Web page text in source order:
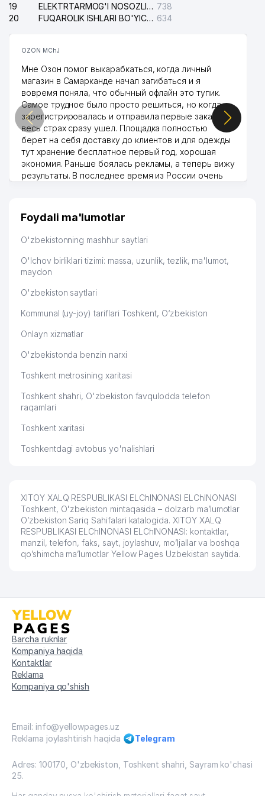
19
ELEKTRTARMOG'I NOSOZLIKLARINI TO'ZATISH SERGELI XIZMATI 738
20
FUQAROLIK ISHLARI BO'YICHA UCH-TEPA TUMANI SUDI 634
OZON MChJ
Мне Озон помог выкарабкаться, когда личный
магазин в Самарканде начал загибаться и я
вовремя поняла, что обычный офлайн это тупик.
Самое трудное было просто решиться, но когда
зарегистрировалась и отправила первые заказы,
весь страх сразу ушел. Площадка полностью
берет на себя доставку до клиентов и для одежды
тут хранение бесплатное первый год, хорошая
экономия. Раньше боялась рекламы, а теперь вижу
результаты. В последнее время из России очень
дальше развиваюсь потихоньку😊
Hamida 03.08.2026 12:45:39
Foydali ma'lumotlar
O'zbekistonning mashhur saytlari
O'lchov birliklari tizimi: massa, uzunlik, tezlik, ma'lumot,
maydon
O'zbekiston saytlari
Kommunal (uy-joy) tariflari Toshkent, O‘zbekiston
Onlayn xizmatlar
O'zbekistonda benzin narxi
Toshkent metrosining xaritasi
Toshkent shahri, O'zbekiston favqulodda telefon
raqamlari
Toshkent xaritasi
Toshkentdagi avtobus yo'nalishlari
XITOY XALQ RESPUBLIKASI ELChINONASI ELChINONASI
Toshkent, O'zbekiston mintaqasida – dolzarb ma’lumotlar
O’zbekiston Sariq Sahifalari katalogida. XITOY XALQ
RESPUBLIKASI ELChINONASI ELChINONASI: kontaktlar,
manzil, telefon, faks, sayt, joylashuv, mo’ljallar va boshqa
qo’shimcha ma’lumotlar Yellow Pages Uzbekistan saytida.
Barcha ruknlar
Kompaniya haqida
Kontaktlar
Reklama
Kompaniya qo'shish
Email: info@yellowpages.uz
Reklama joylashtirish haqida
Telegram
Adres: 100170, O'zbekiston, Toshkent shahri, Sayram ko'chasi
25.